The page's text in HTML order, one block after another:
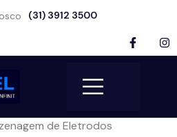
(31) 3912 3500
de Eletrodos